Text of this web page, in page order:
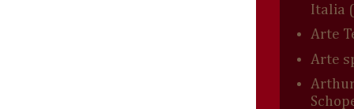
Italia
Arte
Arte